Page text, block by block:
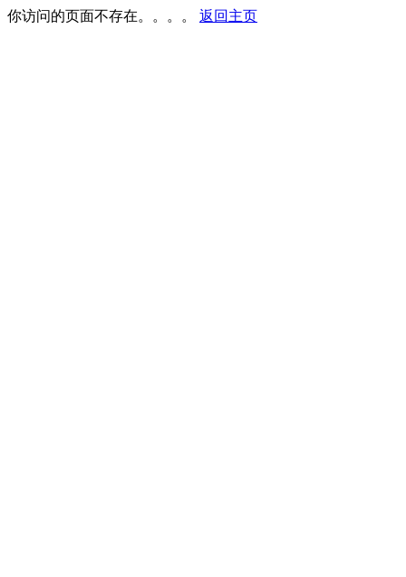
你访问的页面不存在。。。。 返回主页